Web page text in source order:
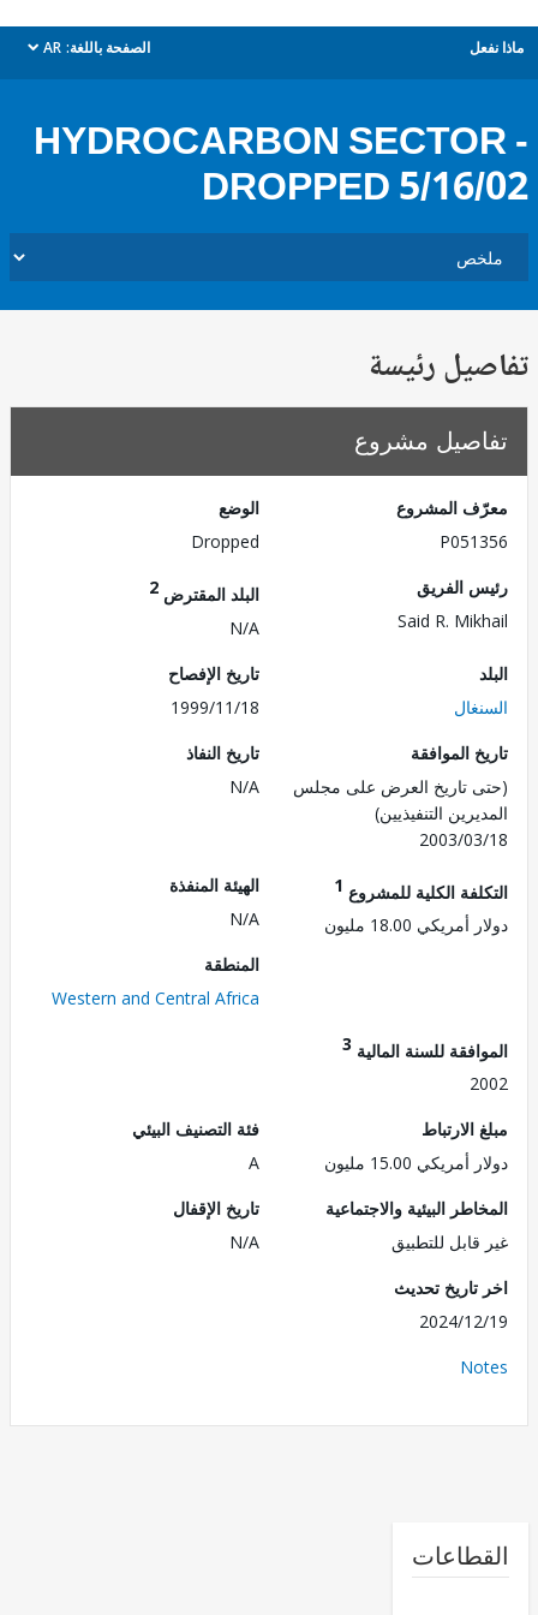
الصفحة باللغة: AR
dropdown
HYDROCARBON
DROPPED 5/
رئيسة
مشروع
المشروع
Dropped
الفريق
Said R.
البلد المقترض
تاريخ الإفصاح
1999/11/18
الموافقة
تاريخ العرض على مجلس
التنفيذيين)
2003/
تاريخ النفاذ
N/A
الكلية للمشروع1
18.00 مليون
الهيئة المنفذة
Western and Central Africa
للسنة المالية3
15.00 مليون
فئة التصنيف البيئي
البيئية والاجتماعية
للتطبيق
تاريخ الإقفال
تحديث
2024/